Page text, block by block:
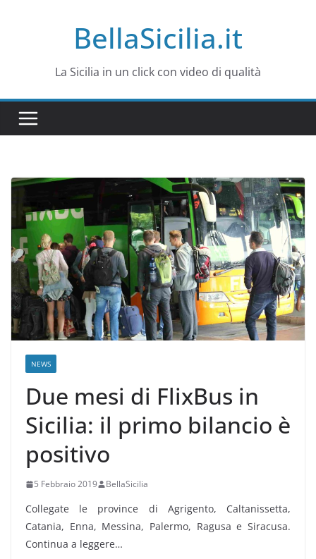
BellaSicilia.it
La Sicilia in un click con video di qualità
NEWS
Due mesi di FlixBus in
Sicilia: il primo bilancio è
positivo
5 Febbraio 2019 BellaSicilia
Collegate le province di Agrigento, Caltanissetta,
Catania, Enna, Messina, Palermo, Ragusa e Siracusa.
Continua a leggere…